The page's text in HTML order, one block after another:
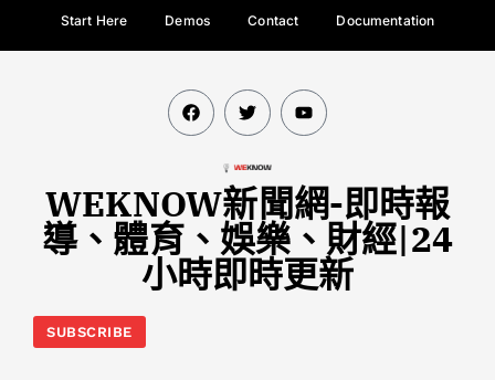
Start Here Demos Contact Documentation
WEKNOW新聞網-即時報
導、體育、娛樂、財經|24
小時即時更新
SUBSCRIBE